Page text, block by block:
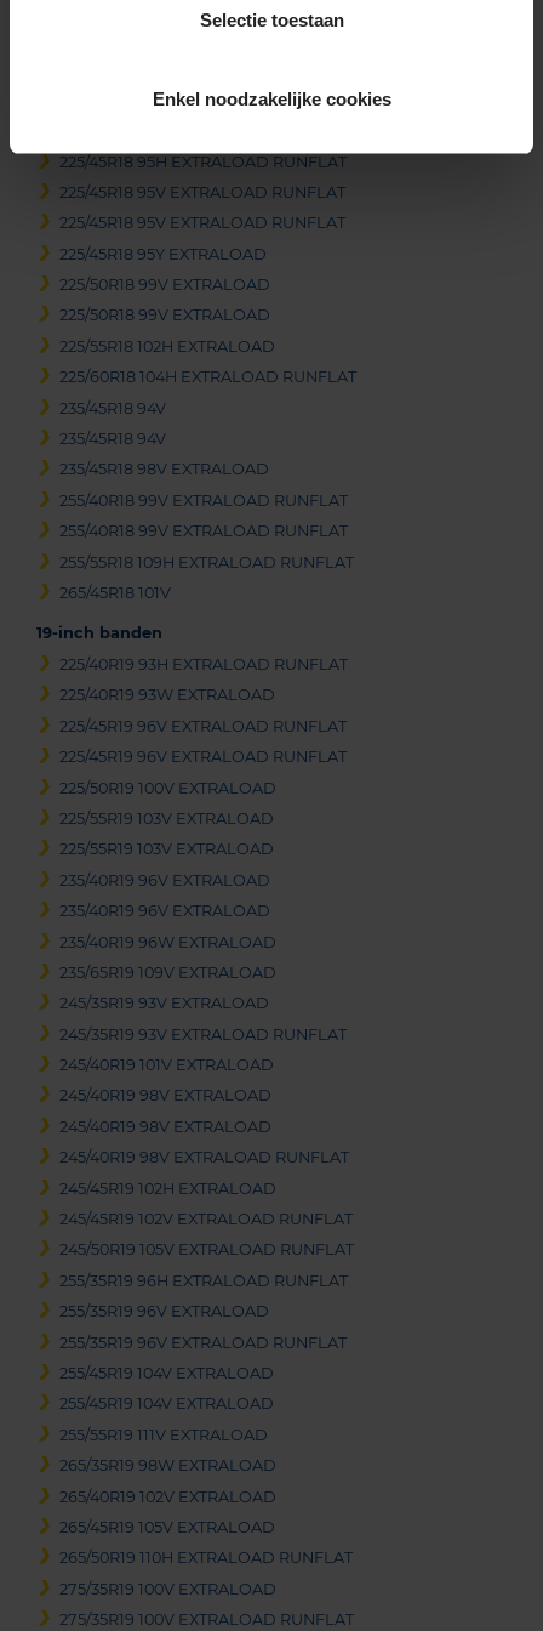
Selectie toestaan
Enkel noodzakelijke cookies
225/40R18 92V EXTRALOAD RUNFLAT
225/45R18 95H EXTRALOAD RUNFLAT
225/45R18 95V EXTRALOAD RUNFLAT
225/45R18 95V EXTRALOAD RUNFLAT
225/45R18 95Y EXTRALOAD
225/50R18 99V EXTRALOAD
225/50R18 99V EXTRALOAD
225/55R18 102H EXTRALOAD
225/60R18 104H EXTRALOAD RUNFLAT
235/45R18 94V
235/45R18 94V
235/45R18 98V EXTRALOAD
255/40R18 99V EXTRALOAD RUNFLAT
255/40R18 99V EXTRALOAD RUNFLAT
255/55R18 109H EXTRALOAD RUNFLAT
265/45R18 101V
19-inch banden
225/40R19 93H EXTRALOAD RUNFLAT
225/40R19 93W EXTRALOAD
225/45R19 96V EXTRALOAD RUNFLAT
225/45R19 96V EXTRALOAD RUNFLAT
225/50R19 100V EXTRALOAD
225/55R19 103V EXTRALOAD
225/55R19 103V EXTRALOAD
235/40R19 96V EXTRALOAD
235/40R19 96V EXTRALOAD
235/40R19 96W EXTRALOAD
235/65R19 109V EXTRALOAD
245/35R19 93V EXTRALOAD
245/35R19 93V EXTRALOAD RUNFLAT
245/40R19 101V EXTRALOAD
245/40R19 98V EXTRALOAD
245/40R19 98V EXTRALOAD
245/40R19 98V EXTRALOAD RUNFLAT
245/45R19 102H EXTRALOAD
245/45R19 102V EXTRALOAD RUNFLAT
245/50R19 105V EXTRALOAD RUNFLAT
255/35R19 96H EXTRALOAD RUNFLAT
255/35R19 96V EXTRALOAD
255/35R19 96V EXTRALOAD RUNFLAT
255/45R19 104V EXTRALOAD
255/45R19 104V EXTRALOAD
255/55R19 111V EXTRALOAD
265/35R19 98W EXTRALOAD
265/40R19 102V EXTRALOAD
265/45R19 105V EXTRALOAD
265/50R19 110H EXTRALOAD RUNFLAT
275/35R19 100V EXTRALOAD
275/35R19 100V EXTRALOAD RUNFLAT